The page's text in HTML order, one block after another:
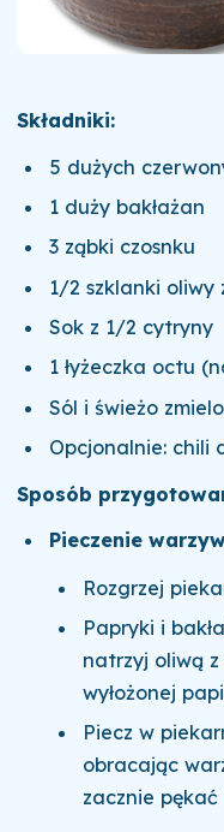
Składniki:
5 dużych
1 duży bakłażan
3 ząbki czosnku
1/2 szklanki oliwy
Sok z 1/2 cytryny
1 łyżeczka octu
Sól i świeżo
Opcjonalnie: chili
Sposób
Pieczenie
Rozgrzej
Papryki i
natrzyj oliwą z
wyłożonej
Piecz w
obracając
zacznie pękać